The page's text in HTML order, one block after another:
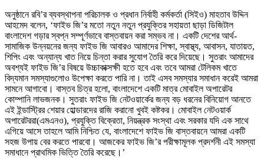
অনুষ্ঠানে রবি’র ব্যবস্থাপনা পরিচালক ও প্রধান নির্বাহী কর্মকর্তা (সিইও) মাহতাব উদ্দিন
আহমেদ বলেন, ‘ফাইভ জি’র মতো নতুন নতুন প্রযুক্তির সহায়তা ছাড়া ডিজিটাল
বাংলাদেশ গড়ার স্বপ্ন সম্পূর্ণভাবে বাস্তবায়ন করা সম্ভব না। একটি দেশের আর্থ-
সামাজিক উন্নয়নের জন্য ফাইভ জি আবারও আমাদের শিক্ষা, স্বাস্থ্য, আবাসন, যাতায়ত,
শিপিং এবং অন্যান্য খাত নিয়ে চিন্তা করার সুযোগ তৈরি করে দিয়েছে। সুতরাং আমাদের
অবশ্যই ফাইভ জি’র বিষয়ে উচ্চাকাক্সক্ষী হতে হবে এবং তবে আমরা টেলিকম খাতে
বিদ্যমান সমস্যাগুলোও উপেক্ষা করতে পারি না। তাই এসব সমস্যার সমাধান করেই আমরা
সামনে আগাবো। বাস্তব চিত্র হলো, বাংলাদেশে একটি মাত্র মোবাইল অপারেটর
কোম্পানি লাভজনক। সুতরাং ফাইভ জি নেটওয়ার্কের জন্য বড় ধরনের বিনিয়োগ আনতে
এই ইন্ডাস্ট্রির শেয়ার হোল্ডারদের রাজি করানো খুবই কষ্টকর। মোবাইল নেটওয়ার্ক
অপারেটররা(এমএনও), প্রযুক্তি বিক্রেতা, নিয়ন্ত্রক সংস্থা এবং সরকার যদি এক সাথে
এগিয়ে আসে তাহলে আমি নিশ্চিত যে, বাংলাদেশে ফাইভ জি বাস্তবায়নে আমরা একটি
সহজ উপায় বের করতে পারবো। আজকের ফাইভ জি’র পরীক্ষামূলক প্রদর্শনী এই সমস্যা
সমাধানে প্রাথমিক ভিত্তি তৈরি করেছে।’